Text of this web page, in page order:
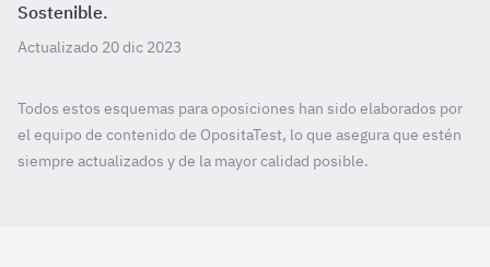
Sostenible.
Actualizado 20 dic 2023
Todos estos esquemas para oposiciones han sido elaborados por
el equipo de contenido de OpositaTest, lo que asegura que estén
siempre actualizados y de la mayor calidad posible.